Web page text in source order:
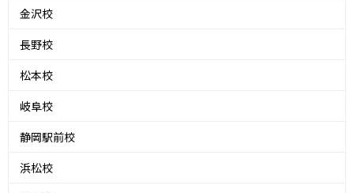
金沢校
長野校
松本校
岐阜校
静岡駅前校
浜松校